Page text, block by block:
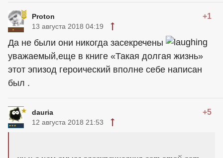
Proton +1
13 августа 2018 04:19
Да не были они никогда засекречены
уважаемый,еще в книге «Такая долгая жизнь»
этот эпизод героический вполне себе написан
был .
dauria +5
12 августа 2018 21:53